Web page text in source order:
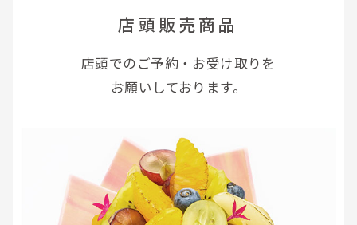
店頭販売商品
店頭でのご予約・お受け取りを
お願いしております。